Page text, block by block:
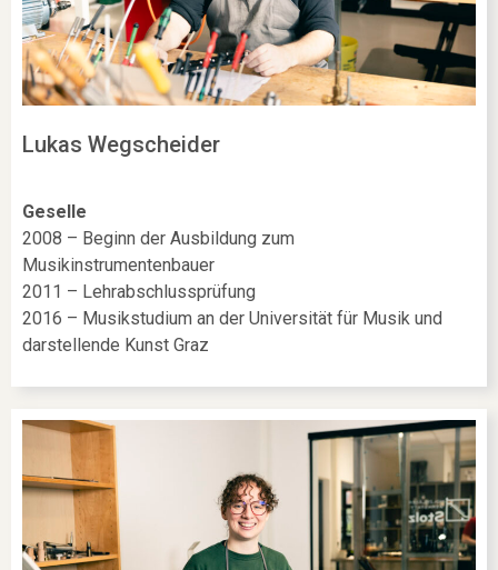
Lukas Wegscheider
Geselle
2008 – Beginn der Ausbildung zum
Musikinstrumentenbauer
2011 – Lehrabschlussprüfung
2016 – Musikstudium an der Universität für Musik und
darstellende Kunst Graz